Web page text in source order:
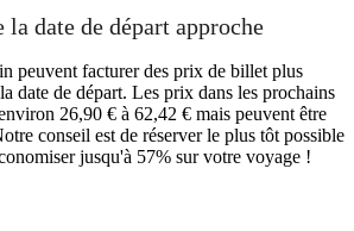
la date de départ approche
peuvent facturer des prix de billet plus
date de départ. Les prix dans les prochains
26,90 € à 62,42 € mais peuvent être
conseil est de réserver le plus tôt possible
jusqu'à 57% sur votre voyage !